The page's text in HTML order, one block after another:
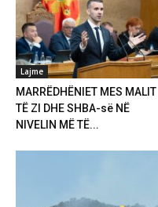
Lajme
MARRËDHËNIET MES MALIT
TË ZI DHE SHBA-së NË
NIVELIN MË TË...